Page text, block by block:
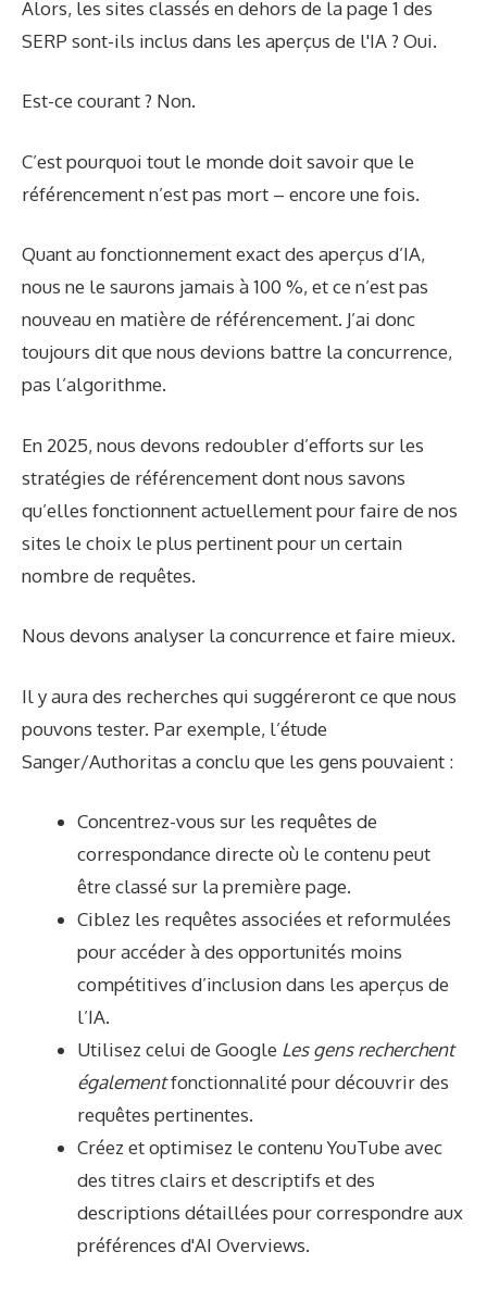
Alors, les sites classés en dehors de la page 1 des
SERP sont-ils inclus dans les aperçus de l'IA ? Oui.
Est-ce courant ? Non.
C’est pourquoi tout le monde doit savoir que le
référencement n’est pas mort – encore une fois.
Quant au fonctionnement exact des aperçus d’IA,
nous ne le saurons jamais à 100 %, et ce n’est pas
nouveau en matière de référencement. J’ai donc
toujours dit que nous devions battre la concurrence,
pas l’algorithme.
En 2025, nous devons redoubler d’efforts sur les
stratégies de référencement dont nous savons
qu’elles fonctionnent actuellement pour faire de nos
sites le choix le plus pertinent pour un certain
nombre de requêtes.
Nous devons analyser la concurrence et faire mieux.
Il y aura des recherches qui suggéreront ce que nous
pouvons tester. Par exemple, l’étude
Sanger/Authoritas a conclu que les gens pouvaient :
Concentrez-vous sur les requêtes de
correspondance directe où le contenu peut
être classé sur la première page.
Ciblez les requêtes associées et reformulées
pour accéder à des opportunités moins
compétitives d’inclusion dans les aperçus de
l’IA.
Utilisez celui de Google Les gens recherchent
égalementfonctionnalité pour découvrir des
requêtes pertinentes.
Créez et optimisez le contenu YouTube avec
des titres clairs et descriptifs et des
descriptions détaillées pour correspondre aux
préférences d'AI Overviews.